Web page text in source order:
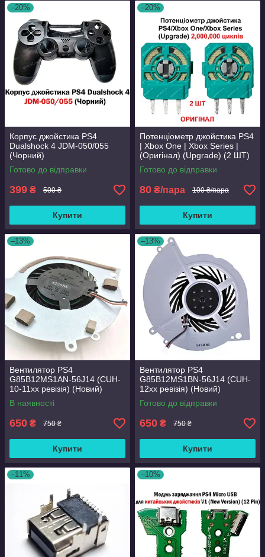
–20%
Корпус джойстика PS4
Dualshock 4 JDM-050/055
(Чорний)
Готово до відправки
399 ₴ 500 ₴
Купити
–20%
Потенціометр джойстика PS4
| Xbox One | Xbox Series |
(Оригінал) (Upgrade) (2 ШТ)
Готово до відправки
80 ₴/пара 100 ₴/пара
Купити
–13%
Вентилятор PS4
G85B12MS1AN-56J14 (CUH-
10-11хх ревізія) (Новий)
В наявності
650 ₴ 750 ₴
Купити
–13%
Вентилятор PS4
G85B12MS1BN-56J14 (CUH-
12хх ревізія) (Новий)
Готово до відправки
650 ₴ 750 ₴
Купити
–11% –10%